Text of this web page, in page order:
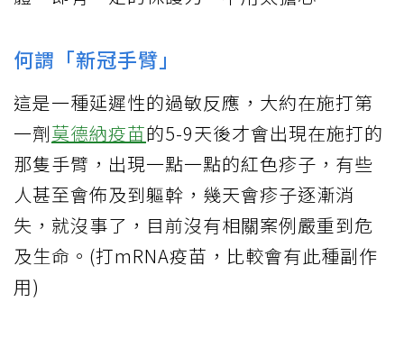
何謂「新冠手臂」
這是一種延遲性的過敏反應，大約在施打第
一劑莫德納疫苗的5-9天後才會出現在施打的
那隻手臂，出現一點一點的紅色疹子，有些
人甚至會佈及到軀幹，幾天會疹子逐漸消
失，就沒事了，目前沒有相關案例嚴重到危
及生命。(打mRNA疫苗，比較會有此種副作
用)